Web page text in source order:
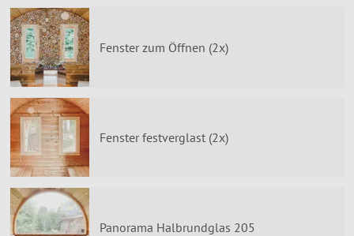
Fenster zum Öffnen (2x)
Fenster festverglast (2x)
Panorama Halbrundglas 205